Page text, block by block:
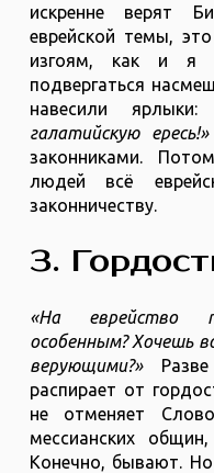
искренне верят
еврейской темы,
изгоям, как и я
подвергаться
навесили ярлыки:
галатийскую ересь!»
законниками.
людей всё
законничеству.
3.
«На еврейство
особенным? Хочешь
верующими?»Разве
распирает от
не отменяет
мессианских
Конечно, бывают.